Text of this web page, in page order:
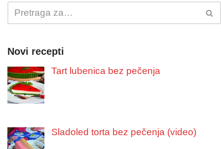
Novi recepti
Tart lubenica bez pečenja
Sladoled torta bez pečenja (video)